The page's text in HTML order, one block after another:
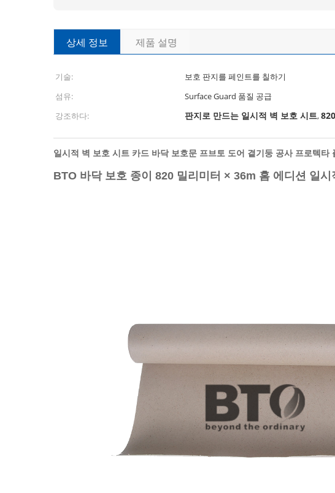
상세 정보 제품 설명
기술: 보호 판지를 페인트를 칠하기
섬유:
Surface Guard 품질 공급
강조하다:
판지로 만드는 일시적 벽 보호 시트,
일시적 벽 보호 시트 카드 바닥 보호문 프브토 도어 곁기둥 공사 프로텍타
BTO 바닥 보호 종이 820 밀리미터 × 36m 홈 에디션 일